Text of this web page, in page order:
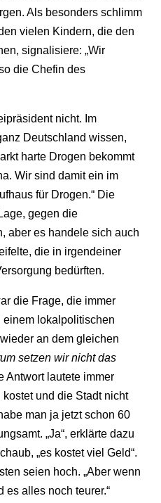
Als besonders schlimm
vielen Kindern, die den
signalisiere: „Wir
die Chefin des
nicht. Im
Deutschland wissen,
harte Drogen bekommt
Wir sind damit ein im
für Drogen.“ Die
gegen die
aber es handele sich auch
die in irgendeiner
bedürften.
die Frage, die immer
lokalpolitischen
an dem gleichen
setzen wir nicht das
Antwort lautete immer
und die Stadt nicht
man ja jetzt schon 60
„Ja“, erklärte dazu
„es kostet viel Geld“.
seien hoch. „Aber wenn
es alles noch teurer.“